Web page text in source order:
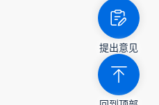
提出意见